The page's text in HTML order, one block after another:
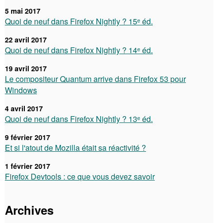
5 mai 2017
Quoi de neuf dans Firefox Nightly ? 15ᵉ éd.
22 avril 2017
Quoi de neuf dans Firefox Nightly ? 14ᵉ éd.
19 avril 2017
Le compositeur Quantum arrive dans Firefox 53 pour
Windows
4 avril 2017
Quoi de neuf dans Firefox Nightly ? 13ᵉ éd.
9 février 2017
Et si l'atout de Mozilla était sa réactivité ?
1 février 2017
Firefox Devtools : ce que vous devez savoir
Archives